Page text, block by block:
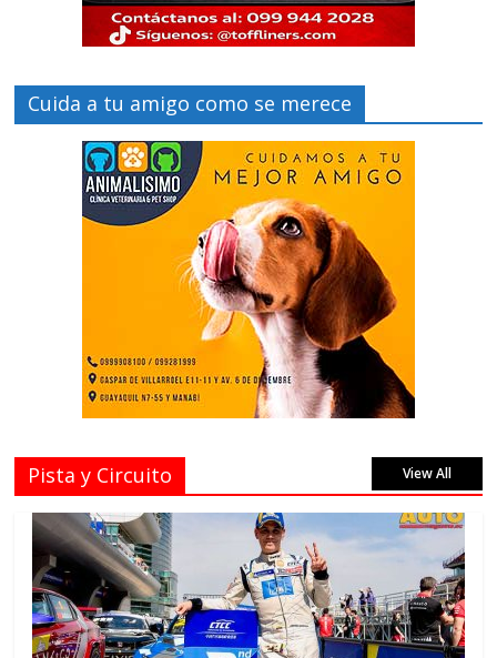
Cuida a tu amigo como se merece
Pista y Circuito View All